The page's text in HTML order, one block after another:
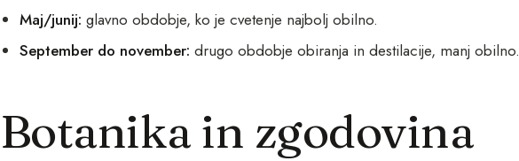
Maj/junij: glavno obdobje, ko je cvetenje najbolj obilno.
September do november: drugo obdobje obiranja in destilacije, manj obilno.
Botanika in zgodovina